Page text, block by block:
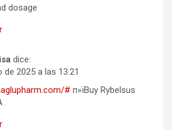
dosage
dice:
de 2025 a las 13:21
# п»їBuy Rybelsus